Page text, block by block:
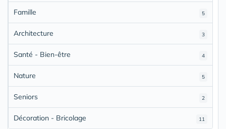
Famille 5
Architecture 3
Santé - Bien-être 4
Nature 5
Seniors 2
Décoration - Bricolage 11